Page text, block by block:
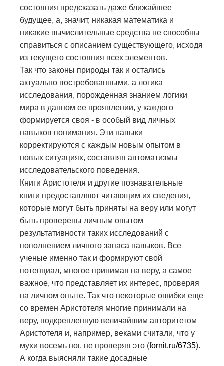
состояния предсказать даже ближайшее
будущее, а, значит, никакая математика и
никакие вычислительные средства не способны
справиться с описанием существующего, исходя
из текущего состояния всех элементов.
Так что законы природы так и остались
актуально востребованными, а логика
исследования, порожденная знанием логики
мира в данном ее проявлении, у каждого
формируется своя - в особый вид личных
навыков понимания. Эти навыки
корректируются с каждым новым опытом в
новых ситуациях, составляя автоматизмы
исследовательского поведения.
Книги Аристотеля и другие познавательные
книги предоставляют читающим их сведения,
которые могут быть приняты на веру или могут
быть проверены личным опытом
результативности таких исследований с
пополнением личного запаса навыков. Все
ученые именно так и формируют свой
потенциал, многое принимая на веру, а самое
важное, что представляет их интерес, проверяя
на личном опыте. Так что некоторые ошибки еще
со времен Аристотеля многие принимали на
веру, подкрепленную величайшим авторитетом
Аристотеля и, например, веками считали, что у
мухи восемь ног, не проверяя это (fornit.ru/6735).
А когда выясняли такие досадные